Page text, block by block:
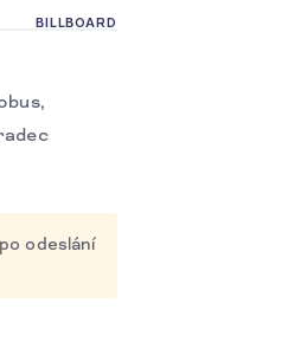
BILLBOARD
odeslání